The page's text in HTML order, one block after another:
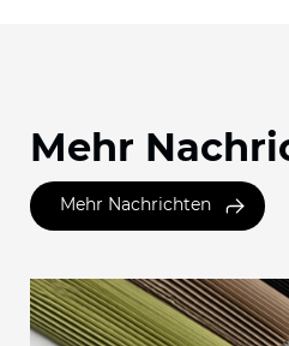
Mehr
Mehr Nachrichten